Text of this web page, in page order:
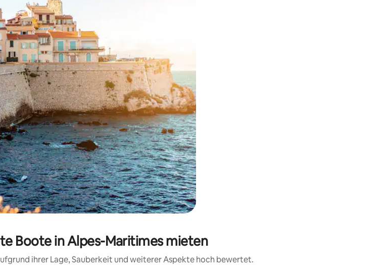
und unten oder erkunde die Ergebnisse durch Berühren oder Wischgesten.
Boote in Alpes-Maritimes mieten
ihrer Lage, Sauberkeit und weiterer Aspekte hoch bewertet.